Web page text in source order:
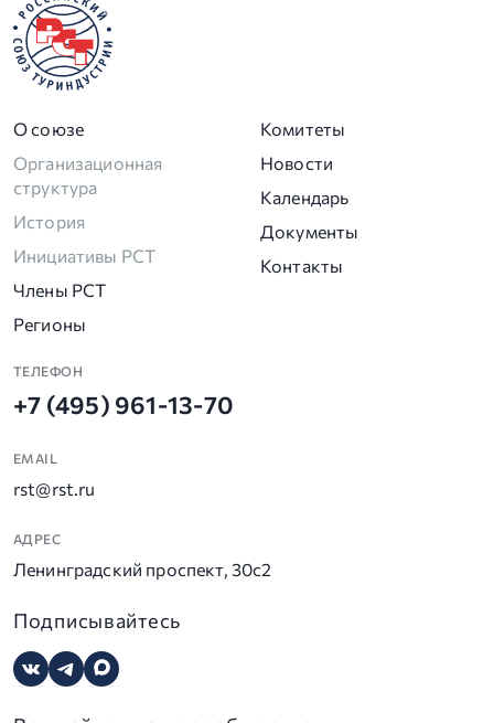
О союзе
Организационная
структура
История
Инициативы РСТ
Члены РСТ
Регионы
Комитеты
Новости
Календарь
Документы
Контакты
ТЕЛЕФОН
+7 (495) 961-13-70
EMAIL
rst@rst.ru
АДРЕС
Ленинградский проспект, 30с2
Подписывайтесь